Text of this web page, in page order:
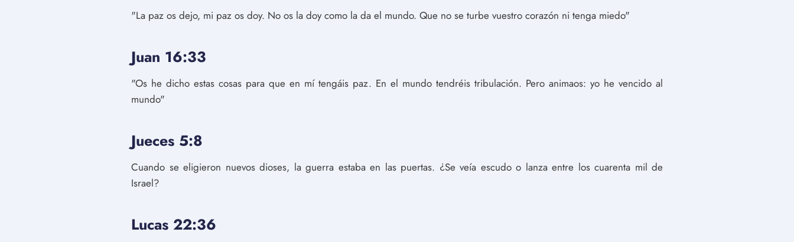
"La paz os dejo, mi paz os doy. No os la doy como la da el mundo. Que no se turbe vuestro corazón ni tenga miedo"
Juan 16:33
"Os he dicho estas cosas para que en mí tengáis paz. En el mundo tendréis tribulación. Pero animaos: yo he vencido al
mundo"
Jueces 5:8
Cuando se eligieron nuevos dioses, la guerra estaba en las puertas. ¿Se veía escudo o lanza entre los cuarenta mil de
Israel?
Lucas 22:36